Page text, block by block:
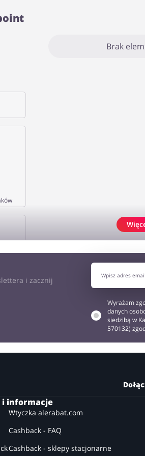
Brak
i zacznij
Wyrażam
danych
siedzibą w
570132)
i informacje
Wtyczka alerabat.com
Cashback - FAQ
Cashback - sklepy stacjonarne